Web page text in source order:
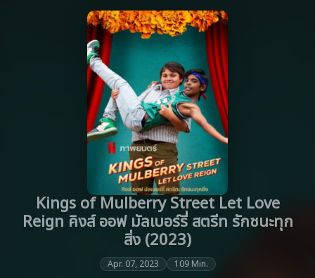
Kings of Mulberry Street Let Love
Reign คิงส์ ออฟ มัลเบอร์รี่ สตรีท รักชนะทุก
สิ่ง (2023)
Apr. 07, 2023
109 Min.